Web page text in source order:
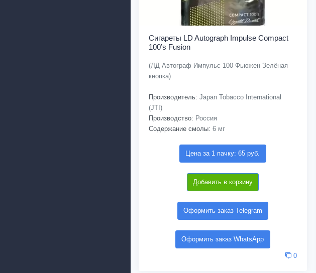
Сигареты LD Autograph Impulse Compact
100’s Fusion
(ЛД Автограф Импульс 100 Фьюжен Зелёная
кнопка)
Производитель: Japan Tobacco International
(JTI)
Производство: Россия
Содержание смолы: 6 мг
Цена за 1 пачку: 65 руб.
Добавить в корзину
Оформить заказ Telegram
Оформить заказ WhatsApp
0